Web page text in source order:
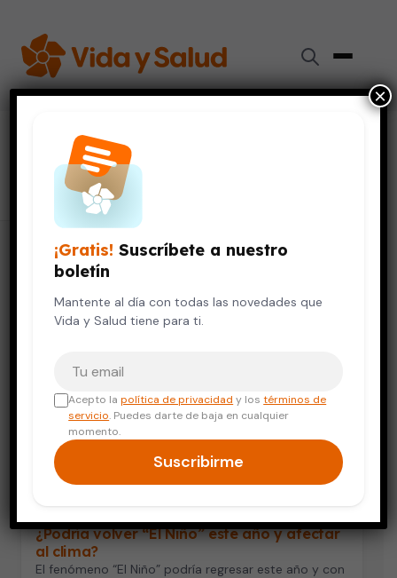
temperatura
245 artículos
¿Podría volver “El Niño” este año y afectar
al clima?
El fenómeno “El Niño” podría regresar este año y con
¡Gratis! Suscríbete a nuestro
boletín
Mantente al día con todas las novedades que
Vida y Salud tiene para ti.
Acepto lapolítica de privacidad y lostérminos de
servicio. Puedes darte de baja en cualquier
momento.
Suscribirme
×